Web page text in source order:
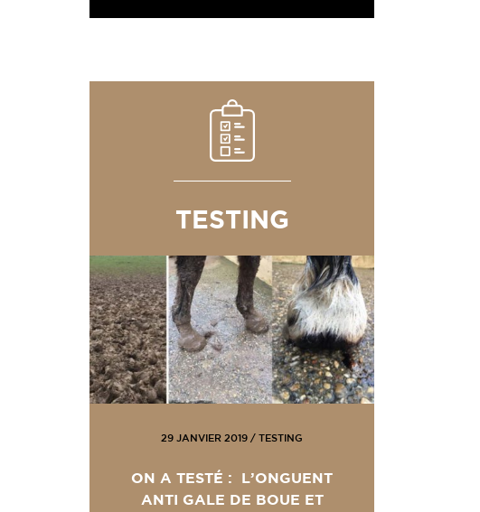
TESTING
29 JANVIER 2019 / TESTING
ON A TESTÉ : L’ONGUENT
ANTI GALE DE BOUE ET